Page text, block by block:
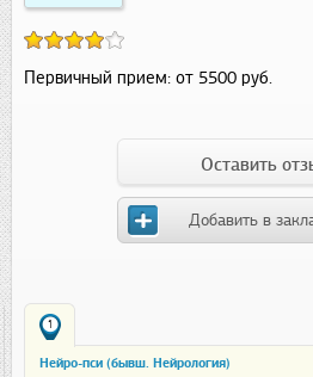
Первичный прием: от 5500 руб.
Оставить
Добавить в
1
Нейро-пси (бывш. Нейрология)